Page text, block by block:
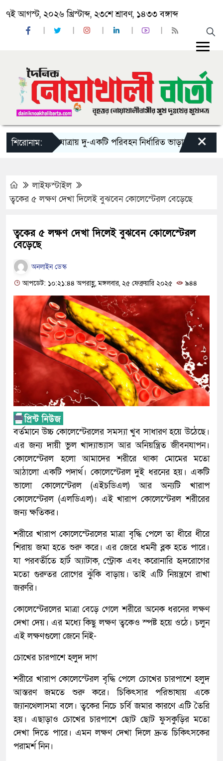
৭ই আগস্ট, ২০২৬ খ্রিস্টাব্দ, ২৩শে শ্রাবণ, ১৪৩৩ বঙ্গাব্দ
শিরোনাম:‘ঈদ যাত্রায় দু-একটি পরিবহন নির্ধারিত ভাড়ার চেয়েও কম
×
লাইফস্টাইল
ত্বকের ৫ লক্ষণ দেখা দিলেই বুঝবেন কোলেস্টেরল বেড়েছে
ত্বকের ৫ লক্ষণ দেখা দিলেই বুঝবেন কোলেস্টেরল
বেড়েছে
অনলাইন ডেস্ক
আপডেট: ১০:২১:৪৪ অপরাহ্ণ, মঙ্গলবার, ২৫ ফেব্রুয়ারি ২০২৫
৯৪৪
বর্তমানে উচ্চ কোলেস্টেরলের সমস্যা খুব সাধারণ হয়ে উঠেছে।
এর জন্য দায়ী ভুল খাদ্যাভ্যাস আর অনিয়ন্ত্রিত জীবনযাপন।
কোলেস্টেরল হলো আমাদের শরীরে থাকা মোমের মতো
আঠালো একটি পদার্থ। কোলেস্টেরল দুই ধরনের হয়। একটি
ভালো কোলেস্টেরল (এইচডিএল) আর অন্যটি খারাপ
কোলেস্টেরল (এলডিএল)। এই খারাপ কোলেস্টেরল শরীরের
জন্য ক্ষতিকর।
শরীরে খারাপ কোলেস্টেরলের মাত্রা বৃদ্ধি পেলে তা ধীরে ধীরে
শিরায় জমা হতে শুরু করে। এর জেরে ধমনী ব্লক হতে পারে।
যা পরবর্তীতে হার্ট অ্যাটাক, স্ট্রোক এবং করোনারি হৃদরোগের
মতো গুরুতর রোগের ঝুঁকি বাড়ায়। তাই এটি নিয়ন্ত্রণে রাখা
জরুরি।
কোলেস্টেরলের মাত্রা বেড়ে গেলে শরীরে অনেক ধরনের লক্ষণ
দেখা দেয়। এর মধ্যে কিছু লক্ষণ ত্বকেও স্পষ্ট হয়ে ওঠে। চলুন
এই লক্ষণগুলো জেনে নিই-
চোখের চারপাশে হলুদ দাগ
শরীরে খারাপ কোলেস্টেরল বৃদ্ধি পেলে চোখের চারপাশে হলুদ
আস্তরণ জমতে শুরু করে। চিকিৎসার পরিভাষায় একে
জ্যানথেলাসমা বলে। ত্বকের নিচে চর্বি জমার কারণে এটি তৈরি
হয়। এছাড়াও চোখের চারপাশে ছোট ছোট ফুসকুড়ির মতো
দেখা দিতে পারে। এমন লক্ষণ দেখা দিলে দ্রুত চিকিৎসকের
পরামর্শ নিন।